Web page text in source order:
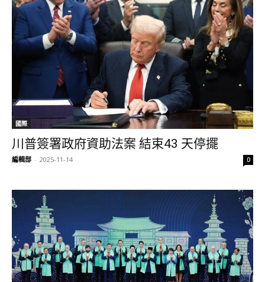
國際
川普簽署政府資助法案 結束43 天停擺
編輯部 - 2025-11-14 0